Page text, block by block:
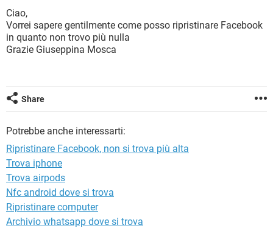
TIKTOK
HARDWARE
INSTAGRAM WHATSAPP
TIKTOK
INTRATTENIMENTO
iOS
HARDWARE
Ciao,
Vorrei sapere gentilmente come posso ripristinare Facebook
in quanto non trovo più nulla
Grazie Giuseppina Mosca
Share
Potrebbe anche interessarti:
Ripristinare Facebook, non si trova più alta
Trova iphone
Trova airpods
Nfc android dove si trova
Ripristinare computer
Archivio whatsapp dove si trova